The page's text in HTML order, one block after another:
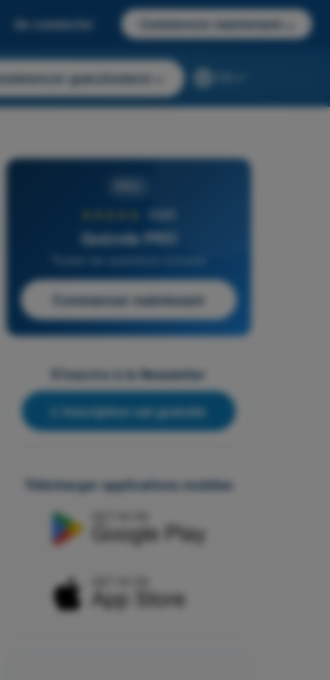
Se connecter Commencer maintenant
gratuitement
4,6/5
Quizvds PRO
Commencer maintenant
S'inscrire à la Newsletter
L'inscription est gratuite
Télécharger applications mobiles